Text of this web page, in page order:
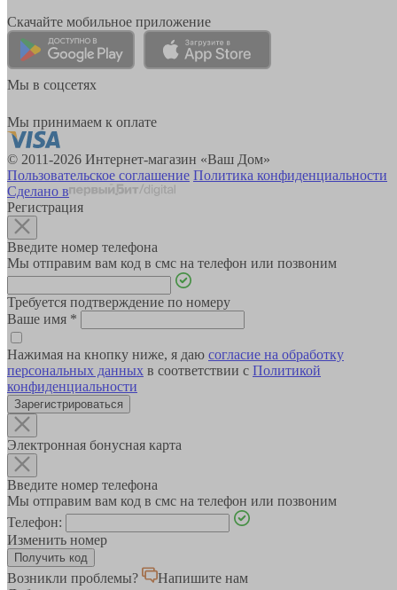
Скачайте мобильное приложение
Мы в соцсетях
Мы принимаем к оплате
© 2011-2026 Интернет-магазин «Ваш Дом»
Пользовательское соглашение Политика конфиденциальности
Сделано в
Регистрация
Введите номер телефона
Мы отправим вам код в смс на телефон или позвоним
Требуется подтверждение по номеру
Ваше имя *
Нажимая на кнопку ниже, я даю согласие на обработку
персональных данных в соответствии с Политикой
конфиденциальности
Зарегистрироваться
Электронная бонусная карта
Введите номер телефона
Мы отправим вам код в смс на телефон или позвоним
Телефон:
Изменить номер
Возникли проблемы?
Напишите нам